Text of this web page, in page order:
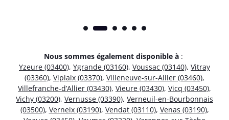
Nous sommes également disponible à :
Yzeure (03400), Ygrande (03160), Voussac (03140), Vitray
(03360), Viplaix (03370), Villeneuve-sur-Allier (03460),
Villefranche-d’Allier (03430), Vieure (03430), Vicq (03450),
Vichy (03200), Vernusse (03390), Verneuil-en-Bourbonnais
(03500), Verneix (03190), Vendat (03110), Venas (03190),